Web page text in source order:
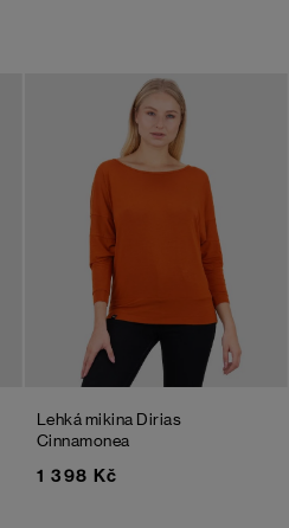
Lehká mikina Dirias
Cinnamonea
1 398 Kč